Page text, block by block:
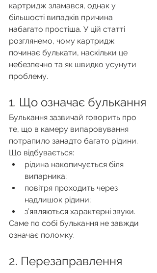
картридж зламався, однак у
більшості випадків причина
набагато простіша. У цій статті
розглянемо, чому картридж
починає булькати, наскільки це
небезпечно та як швидко усунути
проблему.
1. Що означає булькання
Булькання зазвичай говорить про
те, що в камеру випаровування
потрапило занадто багато рідини.
Що відбувається:
рідина накопичується біля
випарника;
повітря проходить через
надлишок рідини;
з’являються характерні звуки.
Саме по собі булькання не завжди
означає поломку.
2. Перезаправлення